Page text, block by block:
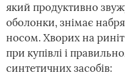
який продуктивно
оболонки, знімає
носом. Хворих на
при купівлі і
синтетичних засобів: